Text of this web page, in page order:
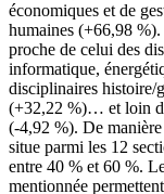
économiques et de
humaines (+66,98
proche de celui des
informatique,
disciplinaires histoire/
(+32,22 %)… et loin
(-4,92 %). De
situe parmi les 12
entre 40 % et 60 %.
mentionnée